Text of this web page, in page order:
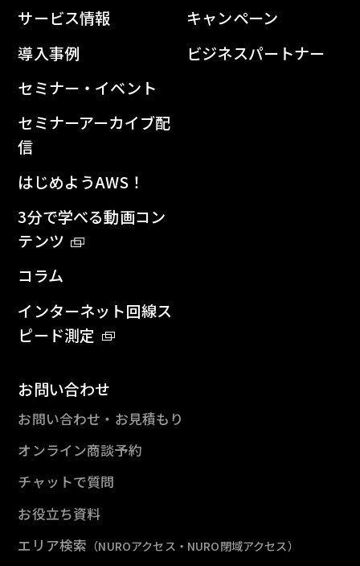
サービス情報
導入事例
セミナー・イベント
セミナーアーカイブ配
信
はじめようAWS！
3分で学べる動画コン
テンツ
コラム
インターネット回線ス
ピード測定
キャンペーン
ビジネスパートナー
お問い合わせ
お問い合わせ・お見積もり
オンライン商談予約
チャットで質問
お役立ち資料
エリア検索 （NUROアクセス・NURO閉域アクセス）